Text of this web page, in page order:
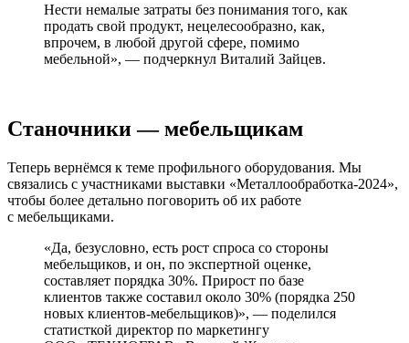
Нести немалые затраты без понимания того, как
продать свой продукт, нецелесообразно, как,
впрочем, в любой другой сфере, помимо
мебельной», — подчеркнул Виталий Зайцев.
Станочники — мебельщикам
Теперь вернёмся к теме профильного оборудования. Мы
связались с участниками выставки «Металлообработка‑2024»,
чтобы более детально поговорить об их работе
с мебельщиками.
«Да, безусловно, есть рост спроса со стороны
мебельщиков, и он, по экспертной оценке,
составляет порядка 30%. Прирост по базе
клиентов также составил около 30% (порядка 250
новых клиентов-­мебельщиков)», — поделился
статисткой директор по маркетингу